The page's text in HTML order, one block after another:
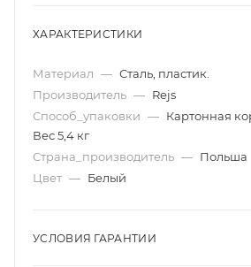
ХАРАКТЕРИСТИКИ
Материал — Сталь, пластик.
Производитель — Rejs
Способ_упаковки — Картонная
Вес 5,4 кг
Страна_производитель — Польша
Цвет — Белый
УСЛОВИЯ ГАРАНТИИ